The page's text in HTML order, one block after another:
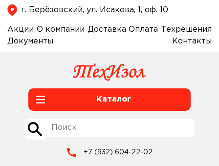
г. Берёзовский, ул. Исакова, 1, оф. 10
Акции О компании Доставка Оплата
Техрешения
Документы
Контакты
Каталог
+7 (932) 604-22-02